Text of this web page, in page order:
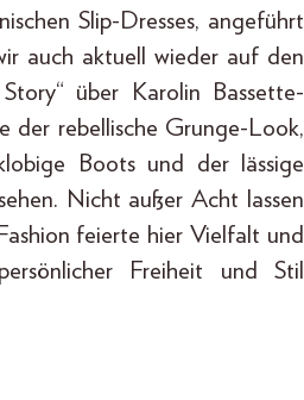
Slip-Dresses, angeführt
auch aktuell wieder auf den
über Karolin Bassette-
der rebellische Grunge-Look,
Boots und der lässige
Nicht außer Acht lassen
feierte hier Vielfalt und
Freiheit und Stil